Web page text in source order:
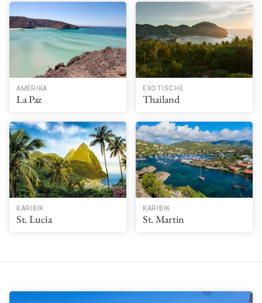
AMERIKA
La Paz
EXOTISCHE
Thailand
KARIBIK
St. Lucia
KARIBIK
St. Martin